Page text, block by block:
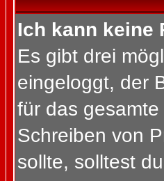
Ich kann keine
Es gibt drei
eingeloggt, der
für das
Schreiben von
sollte, solltest